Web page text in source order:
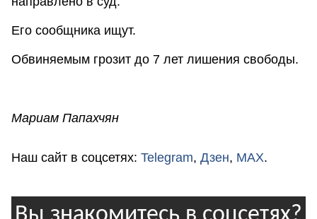
Его сообщника ищут.
Обвиняемым грозит до 7 лет лишения свободы.
Мариам Папахчян
Наш сайт в соцсетях: Telegram, Дзен, MAX.